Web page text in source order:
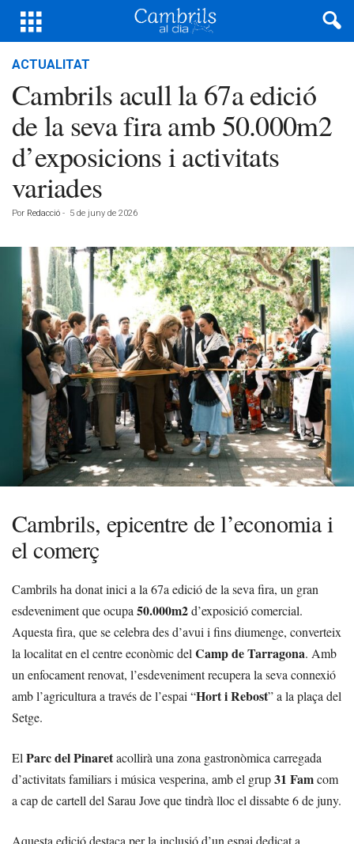
ACTUALITAT
Cambrils acull la 67a edició
de la seva fira amb 50.000m2
d’exposicions i activitats
variades
Por Redacció - 5 de juny de 2026
Cambrils, epicentre de l’economia i
el comerç
Cambrils ha donat inici a la 67a edició de la seva fira, un gran
esdeveniment que ocupa 50.000m2d’exposició comercial.
Aquesta fira, que se celebra des d’avui i fins diumenge, converteix
la localitat en el centre econòmic del Camp de Tarragona. Amb
un enfocament renovat, l’esdeveniment recupera la seva connexió
amb l’agricultura a través de l’espai “Hort i Rebost” a la plaça del
Setge.
El Parc del Pinaretacollirà una zona gastronòmica carregada
d’activitats familiars i música vesperina, amb el grup31 Famcom
a cap de cartell del Sarau Jove que tindrà lloc el dissabte 6 de juny.
Aquesta edició destaca per la inclusió d’un espai dedicat a